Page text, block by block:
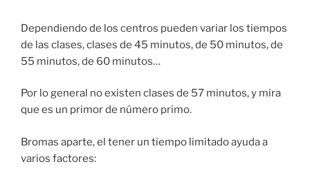
Dependiendo de los centros pueden variar los tiempos
de las clases, clases de 45 minutos, de 50 minutos, de
55 minutos, de 60 minutos…
Por lo general no existen clases de 57 minutos, y mira
que es un primor de número primo.
Bromas aparte, el tener un tiempo limitado ayuda a
varios factores: